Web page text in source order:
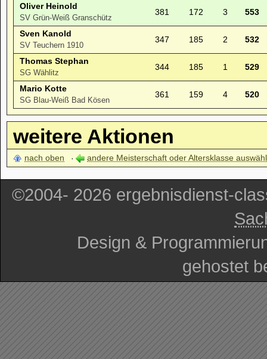
Oliver Heinold
SV Grün-Weiß Granschütz
381 172 3 553
Sven Kanold
SV Teuchern 1910
347 185 2 532
Thomas Stephan
SG Wählitz
344 185 1 529
Mario Kotte
SG Blau-Weiß Bad Kösen
361 159 4 520
weitere Aktionen
nach oben andere Meisterschaft oder Altersklasse
©2004- 2026 ergebnisdienst-
Design &
gehostet